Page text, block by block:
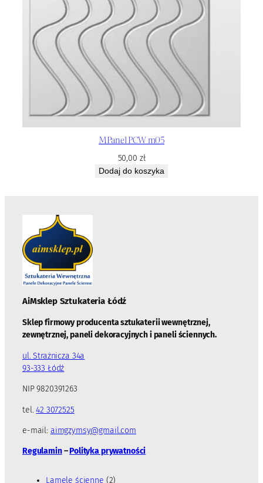
MPanel PCW m05
50,00 zł
Dodaj do koszyka
AiMsklep Sztukateria Łódź
Sklep firmowy producenta sztukaterii wewnętrznej,
zewnętrznej, paneli dekoracyjnych i paneli ściennych.
ul. Strażnicza 34a
93-333 Łódź
NIP 9820391263
tel.42 3072525
e-mail: aimgzymsy@gmail.com
Regulamin–Polityka prywatności
Lamele ścienne 22